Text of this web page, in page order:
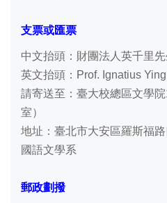
支票或匯票
中文抬頭：財團法人英千里
英文抬頭：Prof. Ignatius
請寄送至：臺大校總區文學
室）
地址：臺北市大安區羅斯福
國語文學系
郵政劃撥